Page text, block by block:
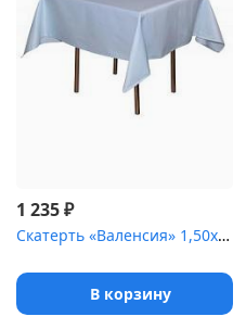
1 235₽
Скатерть «Валенсия» 1,50х2,00 м голубая
В корзину